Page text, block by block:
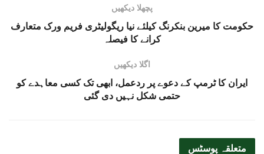
پچھلا دیکھیں
حکومت کا میرین بنکرنگ کیلئے نیا ریگولیٹری فریم ورک متعارف
کرانے کا فیصلہ
اگلا دیکھیں
ایران کا ٹرمپ کے دعوے پر ردعمل، ابھی تک کسی معاہدے کو
حتمی شکل نہیں دی گئی
متعلقہ پوسٹس